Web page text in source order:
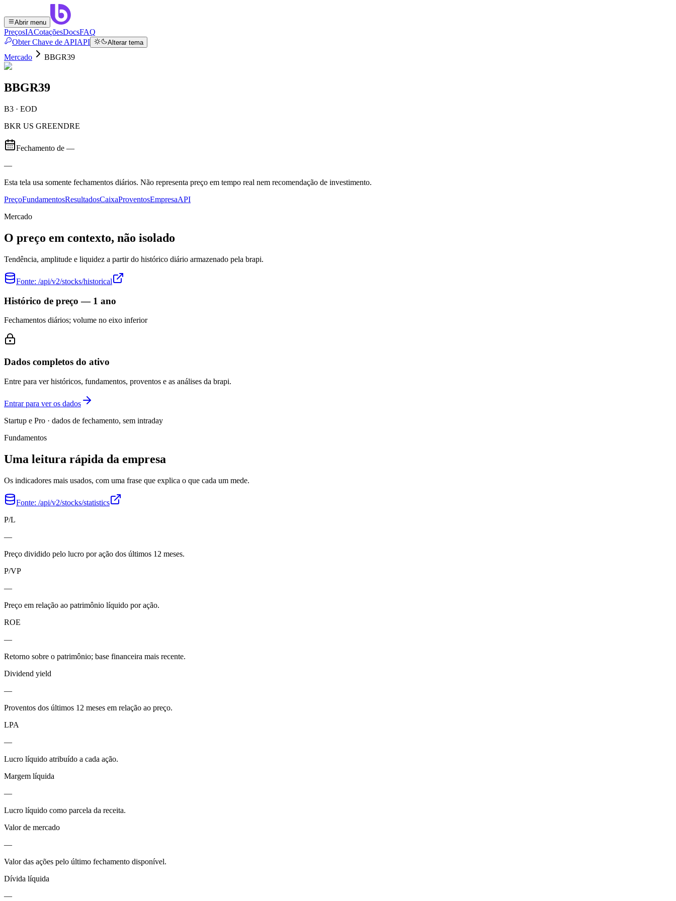
Abrir menu
PreçosIACotaçõesDocsFAQ
Obter Chave de APIAPI Alterar tema
Mercado BBGR39
BBGR39
B3 · EOD
BKR US GREENDRE
Fechamento de —
—
Esta tela usa somente fechamentos diários. Não representa preço em tempo real nem recomendação de investimento.
PreçoFundamentosResultadosCaixaProventosEmpresaAPI
Mercado
O preço em contexto, não isolado
Tendência, amplitude e liquidez a partir do histórico diário armazenado pela brapi.
Fonte: /api/v2/stocks/historical
Histórico de preço — 1 ano
Fechamentos diários; volume no eixo inferior
Dados completos do ativo
Entre para ver históricos, fundamentos, proventos e as análises da brapi.
Entrar para ver os dados
Startup e Pro · dados de fechamento, sem intraday
Fundamentos
Uma leitura rápida da empresa
Os indicadores mais usados, com uma frase que explica o que cada um mede.
Fonte: /api/v2/stocks/statistics
P/L
—
Preço dividido pelo lucro por ação dos últimos 12 meses.
P/VP
—
Preço em relação ao patrimônio líquido por ação.
ROE
—
Retorno sobre o patrimônio; base financeira mais recente.
Dividend yield
—
Proventos dos últimos 12 meses em relação ao preço.
LPA
—
Lucro líquido atribuído a cada ação.
Margem líquida
—
Lucro líquido como parcela da receita.
Valor de mercado
—
Valor das ações pelo último fechamento disponível.
Dívida líquida
—